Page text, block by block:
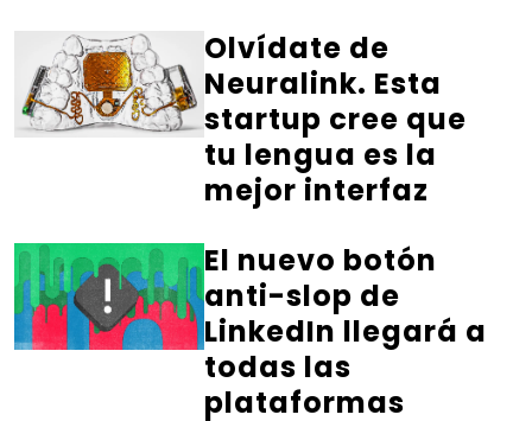
Olvídate de
Neuralink. Esta
startup cree que
tu lengua es la
mejor interfaz
El nuevo botón
anti-slop de
LinkedIn llegará a
todas las
plataformas